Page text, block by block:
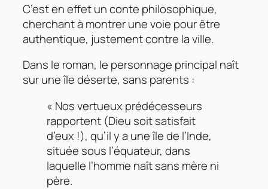
C’est en effet un conte philosophique,
cherchant à montrer une voie pour être
authentique, justement contre la ville.
Dans le roman, le personnage principal naît
sur une île déserte, sans parents :
« Nos vertueux prédécesseurs
rapportent (Dieu soit satisfait
d’eux !), qu’il y a une île de l’Inde,
située sous l’équateur, dans
laquelle l’homme naît sans mère ni
père.